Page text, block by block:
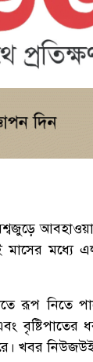
মাসের মধ্যে
রূপ নিতে
বৃষ্টিপাতের
খবর